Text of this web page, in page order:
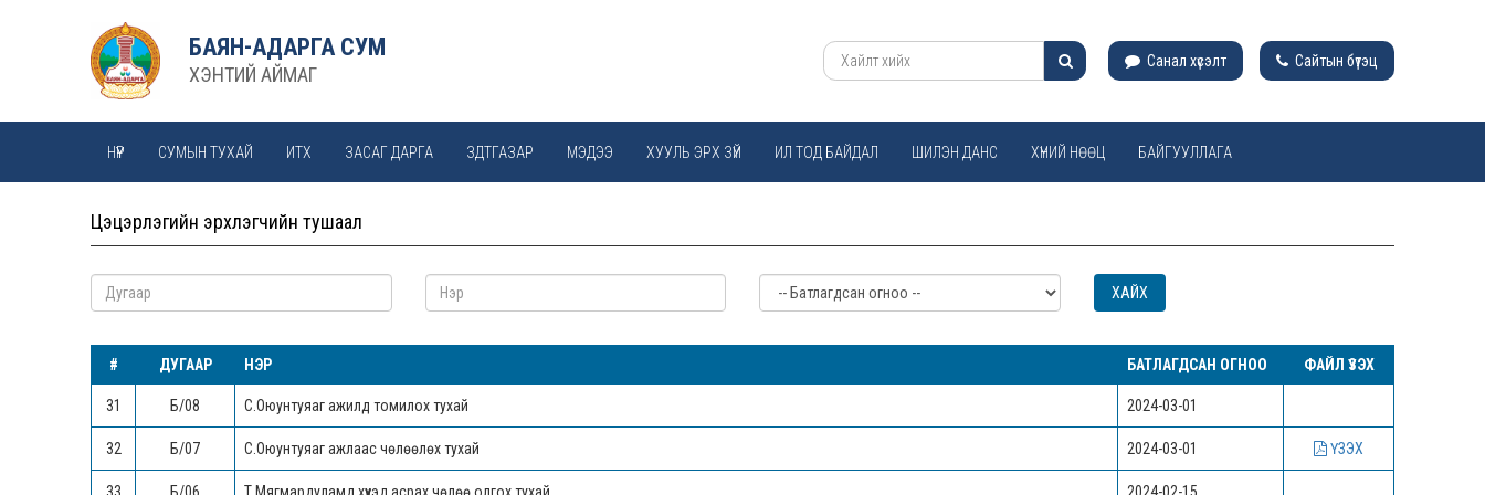
БАЯН-АДАРГА СУМ
ХЭНТИЙ АЙМАГ
Санал хүсэлт Сайтын бүтэц
НҮҮР СУМЫН ТУХАЙ ИТХ ЗАСАГ ДАРГА ЗДТГАЗАР МЭДЭЭ ХУУЛЬ ЭРХ ЗҮЙ ИЛ ТОД БАЙДАЛ ШИЛЭН ДАНС ХҮНИЙ НӨӨЦ БАЙГУУЛЛАГА
МОНГОЛ ХАТДЫН ӨРГӨӨ
Цэцэрлэгийн эрхлэгчийн тушаал
# ДУГААР НЭР БАТЛАГДСАН ОГНОО ФАЙЛ ҮЗЭХ
31 Б/08 С.Оюунтуяаг ажилд томилох тухай 2024-03-01
32 Б/07 С.Оюунтуяаг ажлаас чөлөөлөх тухай 2024-03-01 ҮЗЭХ